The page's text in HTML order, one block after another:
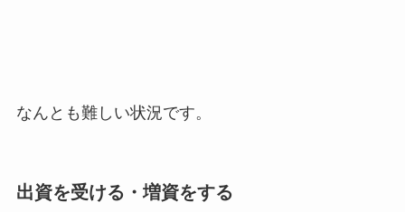
なんとも難しい状況です。
出資を受ける・増資をする